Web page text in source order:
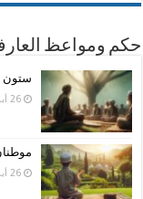
حكم ومواعظ
ستون
26 أبريل، 2026
26 أبريل، 2026